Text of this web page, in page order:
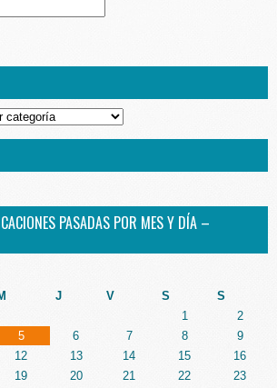
PASADAS POR MES Y DÍA –
J V S S
1
2
5 6 7 8
9
12 13 14 15
16
19 20 21 22
23